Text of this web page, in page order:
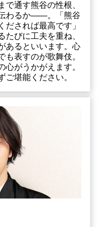
通す熊谷の性根、
わるか――。「熊谷
だされば最高です」
たびに工夫を重ね、
あるといいます。心
表すのが歌舞伎。
心がうかがえます。
堪能ください。